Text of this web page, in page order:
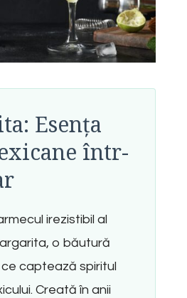
Esența
într-
irezistibil al
o băutură
captează spiritul
Creată în anii